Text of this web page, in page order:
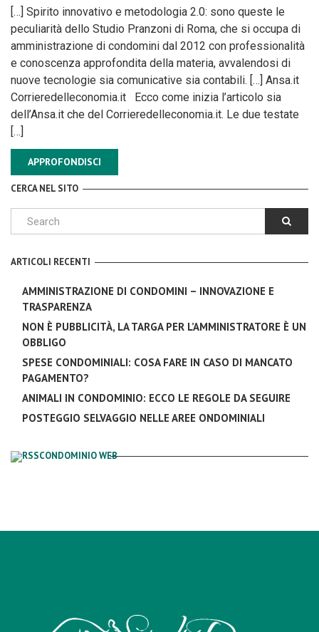
[…] Spirito innovativo e metodologia 2.0: sono queste le
peculiarità dello Studio Pranzoni di Roma, che si occupa di
amministrazione di condomini dal 2012 con professionalità
e conoscenza approfondita della materia, avvalendosi di
nuove tecnologie sia comunicative sia contabili. […] Ansa.it
Corrieredelleconomia.it Ecco come inizia l’articolo sia
dell’Ansa.it che del Corrieredelleconomia.it. Le due testate
[…]
APPROFONDISCI
CERCA NEL SITO
ARTICOLI RECENTI
AMMINISTRAZIONE DI CONDOMINI – INNOVAZIONE E
TRASPARENZA
NON È PUBBLICITÀ, LA TARGA PER L’AMMINISTRATORE È UN
OBBLIGO
SPESE CONDOMINIALI: COSA FARE IN CASO DI MANCATO
PAGAMENTO?
ANIMALI IN CONDOMINIO: ECCO LE REGOLE DA SEGUIRE
POSTEGGIO SELVAGGIO NELLE AREE ONDOMINIALI
CONDOMINIO WEB